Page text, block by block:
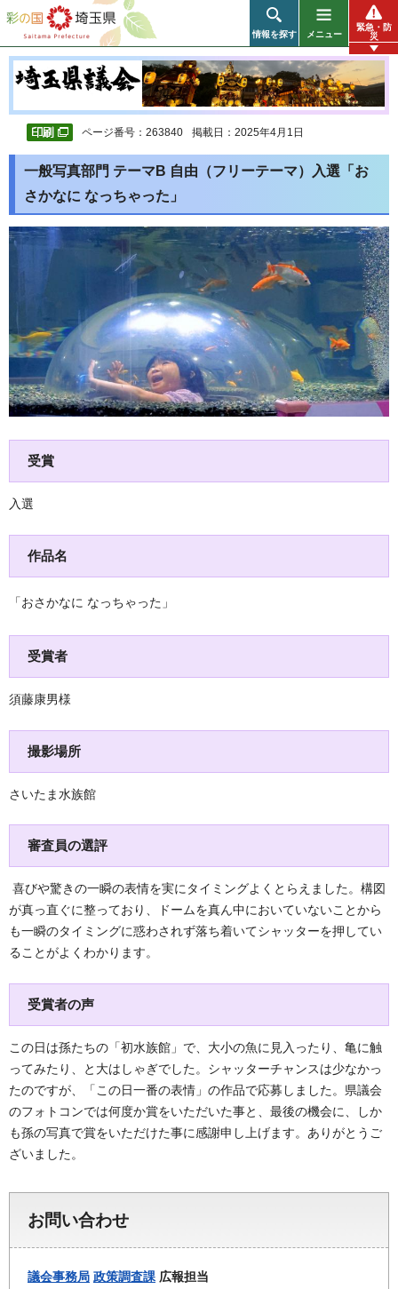
彩の国 埼玉県
情報を探す メニュー
緊急・防
災
ページ番号：263840 掲載日：2025年4月1日
一般写真部門 テーマB 自由（フリーテーマ）入選「お
さかなに なっちゃった」
受賞
入選
作品名
「おさかなに なっちゃった」
受賞者
須藤康男様
撮影場所
さいたま水族館
審査員の選評
喜びや驚きの一瞬の表情を実にタイミングよくとらえました。構図
が真っ直ぐに整っており、ドームを真ん中においていないことから
も一瞬のタイミングに惑わされず落ち着いてシャッターを押してい
ることがよくわかります。
受賞者の声
この日は孫たちの「初水族館」で、大小の魚に見入ったり、亀に触
ってみたり、と大はしゃぎでした。シャッターチャンスは少なかっ
たのですが、「この日一番の表情」の作品で応募しました。県議会
のフォトコンでは何度か賞をいただいた事と、最後の機会に、しか
も孫の写真で賞をいただけた事に感謝申し上げます。ありがとうご
ざいました。
お問い合わせ
議会事務局 政策調査課 広報担当